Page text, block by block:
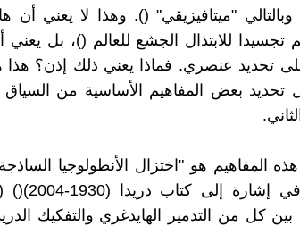
"ميتافيزيقي" (). وهذا لا يعني أن
تجسيدا للابتذال الجشع للعالم ()، بل
تحديد عنصري. فماذا يعني ذلك إذن؟ هذا
تحديد بعض المفاهيم الأساسية من السياق
المفاهيم هو "اختزال الأنطولوجيا
كل من التدمير الهايدغري والتفكيك